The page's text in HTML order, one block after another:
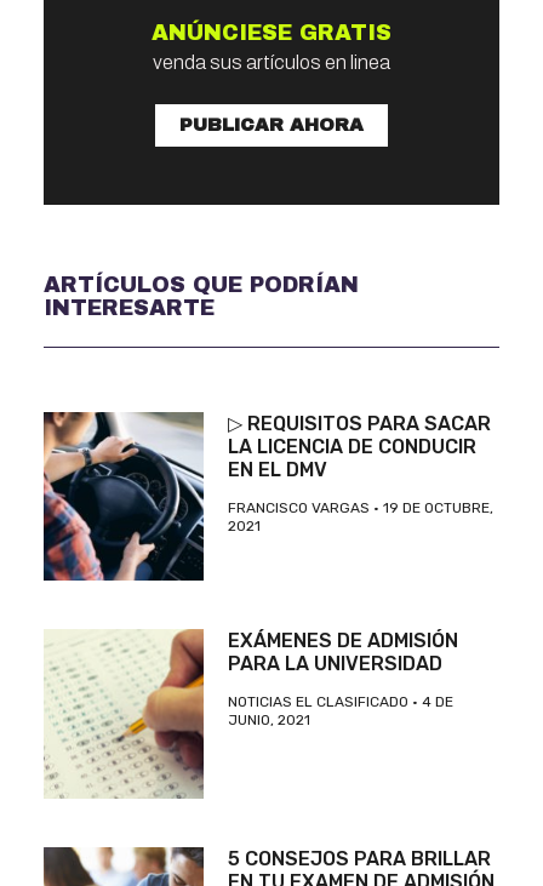
ANÚNCIESE GRATIS
venda sus artículos en linea
PUBLICAR AHORA
ARTÍCULOS QUE PODRÍAN
INTERESARTE
▷ REQUISITOS PARA SACAR
LA LICENCIA DE CONDUCIR
EN EL DMV
FRANCISCO VARGAS
19 DE OCTUBRE,
2021
EXÁMENES DE ADMISIÓN
PARA LA UNIVERSIDAD
NOTICIAS EL CLASIFICADO
4 DE
JUNIO, 2021
5 CONSEJOS PARA BRILLAR